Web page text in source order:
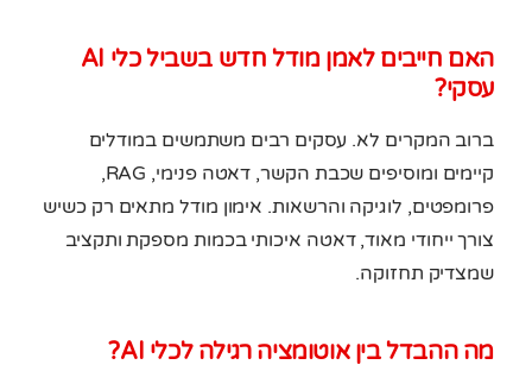
האם חייבים לאמן מודל חדש בשביל כלי AI
עסקי?
ברוב המקרים לא. עסקים רבים משתמשים במודלים
קיימים ומוסיפים שכבת הקשר, דאטה פנימי, RAG,
פרומפטים, לוגיקה והרשאות. אימון מודל מתאים רק כשיש
צורך ייחודי מאוד, דאטה איכותי בכמות מספקת ותקציב
שמצדיק תחזוקה.
מה ההבדל בין אוטומציה רגילה לכלי AI?